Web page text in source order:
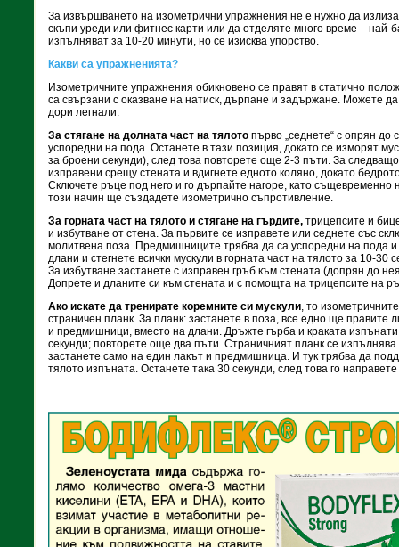
За извършването на изометрични упражнения не е нужно да
скъпи уреди или фитнес карти или да отделяте много време – най-
изпълняват за 10-20 минути, но се изисква упорство.
Какви са упражненията?
Изометричните упражнения обикновено се правят в статично
са свързани с оказване на натиск, дърпане и задържане. Можете
дори легнали.
За стягане на долната част на тялото първо „седнете“ с опрян до
успоредни на пода. Останете в тази позиция, докато се изморят
за броени секунди), след това повторете още 2-3 пъти. За
изправени срещу стената и вдигнете едното коляно, докато
Сключете ръце под него и го дърпайте нагоре, като същевременно
този начин ще създадете изометрично съпротивление.
За горната част на тялото и стягане на гърдите, трицепсите и
и избутване от стена. За първите се изправете или седнете със
молитвена поза. Предмишниците трябва да са успоредни на пода
длани и стегнете всички мускули в горната част на тялото за 10-30
За избутване застанете с изправен гръб към стената (допрян до
Допрете и дланите си към стената и с помощта на трицепсите на
Ако искате да тренирате коремните си мускули, то
страничен планк. За планк: застанете в поза, все едно ще правите
и предмишници, вместо на длани. Дръжте гърба и краката
секунди; повторете още два пъти. Страничният планк се
застанете само на един лакът и предмишница. И тук трябва да
тялото изпъната. Останете така 30 секунди, след това го